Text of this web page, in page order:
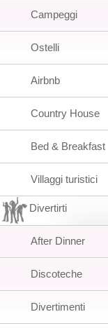
Campeggi
Ostelli
Airbnb
Country House
Bed & Breakfast
Villaggi turistici
Divertirti
After Dinner
Discoteche
Divertimenti